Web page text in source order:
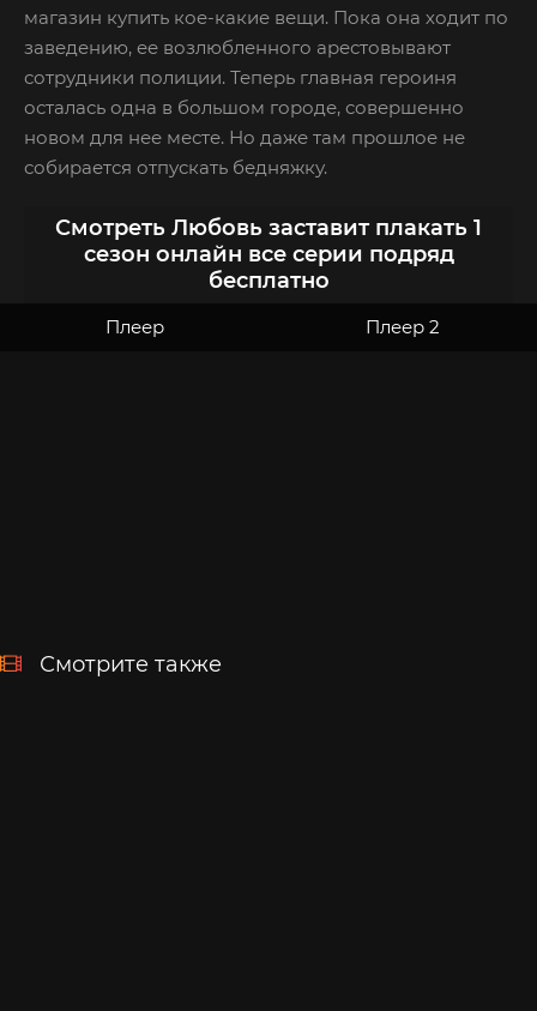
магазин купить кое-какие вещи. Пока она ходит по
заведению, ее возлюбленного арестовывают
сотрудники полиции. Теперь главная героиня
осталась одна в большом городе, совершенно
новом для нее месте. Но даже там прошлое не
собирается отпускать бедняжку.
Смотреть Любовь заставит плакать 1
сезон онлайн все серии подряд
бесплатно
Плеер Плеер 2
Смотрите также